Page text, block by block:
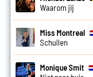
Waarom jij
Miss Montreal
Schuilen
Monique Smit